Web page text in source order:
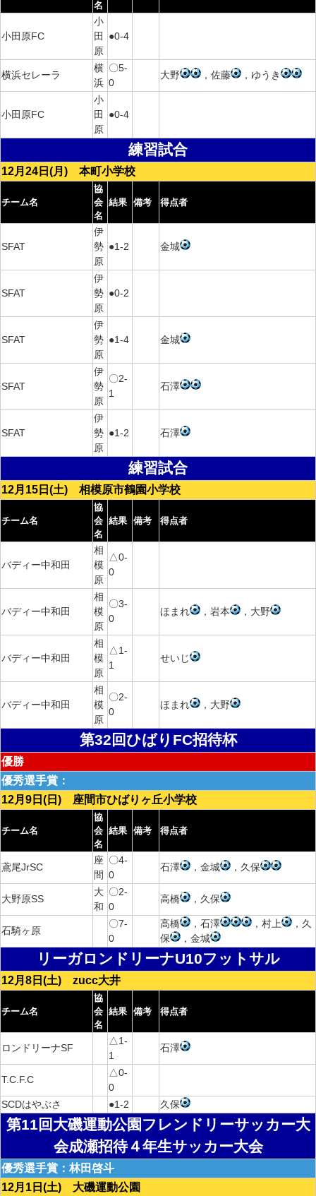
名
小田原FC
小
田
原
●0-4
横浜セレーラ
横
浜
〇5-
0
大野 ，佐藤 ，ゆうき
小田原FC
小
田
原
●0-4
練習試合
12月24日(月) 本町小学校
チーム名
協
会
名
結果 備考 得点者
SFAT
伊
勢
原
●1-2 金城
SFAT
伊
勢
原
●0-2
SFAT
伊
勢
原
●1-4 金城
SFAT
伊
勢
原
〇2-
1
石澤
SFAT
伊
勢
原
●1-2 石澤
練習試合
12月15日(土) 相模原市鶴園小学校
チーム名
協
会
名
結果 備考 得点者
バディー中和田
相
模
原
△0-
0
バディー中和田
相
模
原
〇3-
0
ほまれ ，岩本 ，大野
バディー中和田
相
模
原
△1-
1
せいじ
バディー中和田
相
模
原
〇2-
0
ほまれ ，大野
第32回ひばりFC招待杯
優勝
優秀選手賞：
12月9日(日) 座間市ひばりヶ丘小学校
チーム名
協
会
名
結果 備考 得点者
鳶尾JrSC
座
間
〇4-
0
石澤 ，金城 ，久保
大野原SS
大
和
〇2-
0
高橋 ，久保
石騎ヶ原
〇7-
0
高橋 ，石澤 ，村上
，久
保
，金城
リーガロンドリーナU10フットサル
12月8日(土) zucc大井
チーム名
協
会
名
結果 備考 得点者
ロンドリーナSF
△1-
1
石澤
T.C.F.C
△0-
0
SCDはやぶさ
●1-2 久保
第11回大磯運動公園フレンドリーサッカー大
会成瀬招待４年生サッカー大会
優秀選手賞：林田啓斗
12月1日(土) 大磯運動公園